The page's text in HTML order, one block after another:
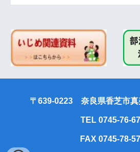
〒639-0223 奈良県香芝市真
TEL 0745-76-
FAX 0745-78-